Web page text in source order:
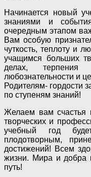
Начинается новый
знаниями и
очередным этапом
Вам особую
чуткость, теплоту и
учащимся больших
делах, терпения
любознательности и
Родителям- гордости
по ступеням знаний!
Желаем вам счастья
творческих и
учебный год
плодотворным,
достижений! Всем
жизни. Мира и
путь!